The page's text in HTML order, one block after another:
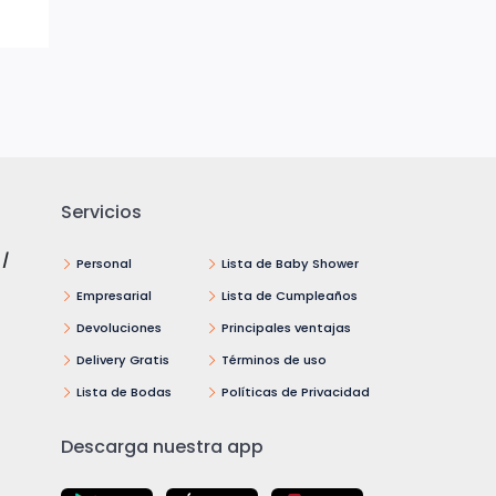
/
Servicios
Personal
Empresarial
Devoluciones
Delivery Gratis
Lista de Bodas
Lista de Baby Shower
Lista de Cumpleaños
Principales ventajas
Términos de uso
Políticas de Privacidad
Descarga nuestra app